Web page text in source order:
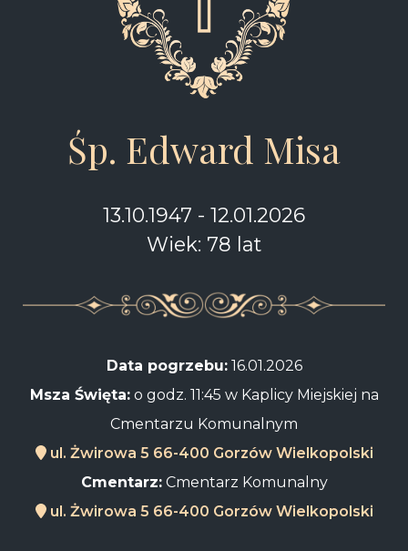
Śp. Edward Misa
13.10.1947 - 12.01.2026
Wiek: 78 lat
Data pogrzebu:16.01.2026
Msza Święta:o godz. 11:45 w Kaplicy Miejskiej na
Cmentarzu Komunalnym
ul. Żwirowa 5 66-400 Gorzów Wielkopolski
Cmentarz:Cmentarz Komunalny
ul. Żwirowa 5 66-400 Gorzów Wielkopolski